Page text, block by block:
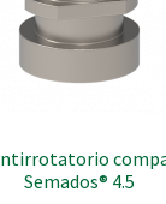
Semados® 4.5